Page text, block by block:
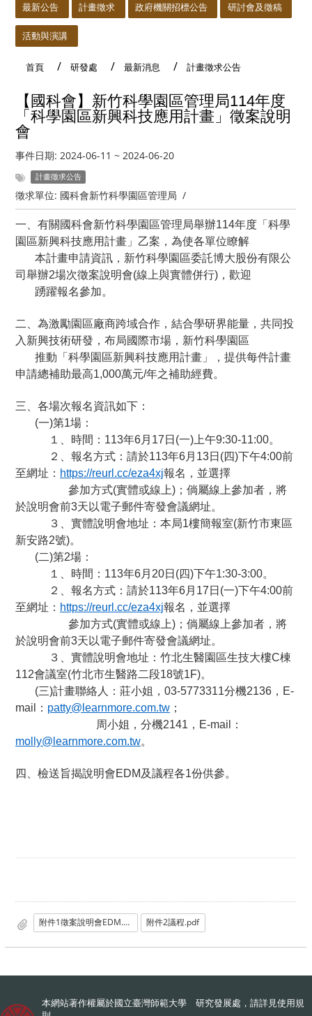
最新公告 計畫徵求 政府機關招標公告 研討會及徵稿
活動與演講
首頁 研發處 最新消息 計畫徵求公告
【國科會】新竹科學園區管理局114年度
「科學園區新興科技應用計畫」 徵案說明
會
事件日期: 2024-06-11 ~ 2024-06-20
計畫徵求公告
徵求單位: 國科會新竹科學園區管理局 /
一、有關國科會新竹科學園區管理局舉辦114年度「科學
園區新興科技應用計畫」乙案，為使各單位瞭解
本計畫申請資訊，新竹科學園區委託博大股份有限公
司舉辦2場次徵案說明會(線上與實體併行)，歡迎
踴躍報名參加。
二、為激勵園區廠商跨域合作，結合學研界能量，共同投
入新興技術研發，布局國際市場，新竹科學園區
推動「科學園區新興科技應用計畫」，提供每件計畫
申請總補助最高1,000萬元/年之補助經費。
三、各場次報名資訊如下：
(一)第1場：
１、時間：113年6月17日(一)上午9:30-11:00。
２、報名方式：請於113年6月13日(四)下午4:00前
至網址： https://reurl.cc/eza4xj報名，並選擇
參加方式(實體或線上)；倘屬線上參加者，將
於說明會前3天以電子郵件寄發會議網址。
３、實體說明會地址：本局1樓簡報室(新竹市東區
新安路2號)。
(二)第2場：
１、時間：113年6月20日(四)下午1:30-3:00。
２、報名方式：請於113年6月17日(一)下午4:00前
至網址： https://reurl.cc/eza4xj報名，並選擇
參加方式(實體或線上)；倘屬線上參加者，將
於說明會前3天以電子郵件寄發會議網址。
３、實體說明會地址：竹北生醫園區生技大樓C棟
112會議室(竹北市生醫路二段18號1F)。
(三)計畫聯絡人：莊小姐，03-5773311分機2136，E-
mail： patty@learnmore.com.tw ；
周小姐 ， 分機2141 ，E-mail：
molly@learnmore.com.tw。
四、檢送旨揭說明會EDM及議程各1份供參。
附件1徵案說明會EDM.pdf 附件2議程.pdf
本網站著作權屬於國立臺灣師範大學 研究發展處，請詳見使用規